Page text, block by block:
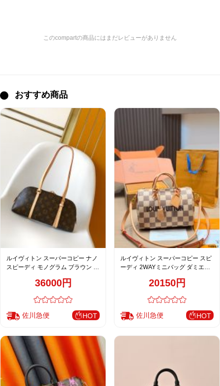
このcompartの商品にはまだレビューがありません
おすすめ商品
ルイヴィトン スーパーコピー ナノ
スピーディ モノグラム ブラウン レ
36000円
佐川急便 HOT
ルイヴィトン スーパーコピー スピ
ーディ 2WAYミニバッグ ダミエベ
20150円
佐川急便 HOT